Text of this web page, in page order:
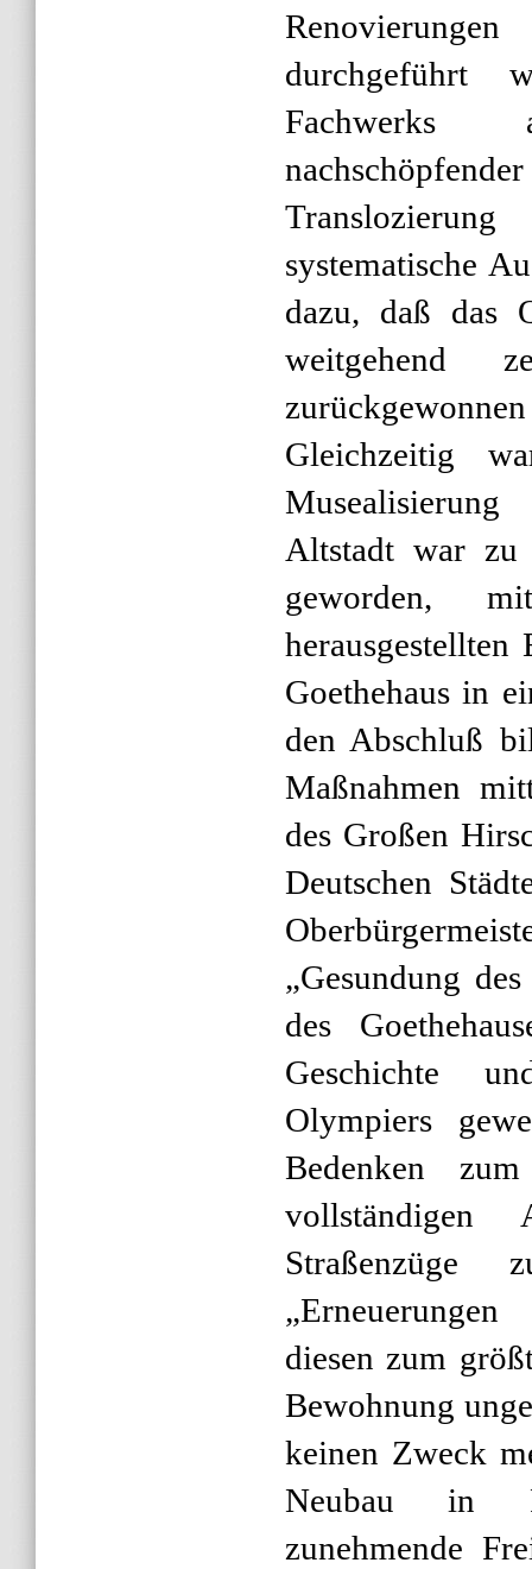
durchgeführt
systematische
dazu, daß das
weitgehend
Gleichzeitig
Altstadt war zu
geworden,
herausgestellten
Goethehaus in
den Abschluß
Maßnahmen
des Großen
Deutschen
„Gesundung
des
Geschichte
Olympiers
Bedenken
vollständigen
diesen zum
Bewohnung
keinen Zweck
Neubau in
zunehmende